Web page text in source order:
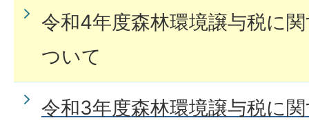
令和4年度森林環境譲与税に
ついて
令和3年度森林環境譲与税に